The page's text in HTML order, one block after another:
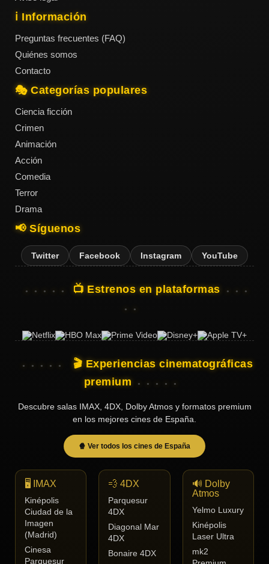
ℹ️ Información
Preguntas frecuentes (FAQ)
Quiénes somos
Contacto
🎭 Categorías populares
Ciencia ficción
Crimen
Animación
Acción
Comedia
Terror
Drama
📢 Síguenos
Twitter Facebook Instagram YouTube
📺 Estrenos en plataformas
🎬 Experiencias cinematográficas
premium
Descubre salas IMAX, 4DX, Dolby Atmos y formatos premium
en los mejores cines de España.
🍿 Ver todos los cines de España
🖥️ IMAX
Kinépolis
Ciudad de la
Imagen
(Madrid)
Cinesa
Parquesur
💨 4DX
Parquesur
4DX
Diagonal Mar
4DX
Bonaire 4DX
🔊 Dolby
Atmos
Yelmo Luxury
Kinépolis
Laser Ultra
mk2